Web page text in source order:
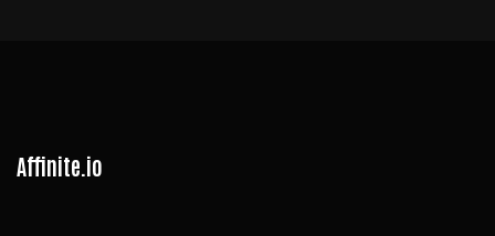
Affinite.io